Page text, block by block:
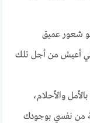
شعور عميق
أعيش من أجل تلك
والأحلام،
من نفسي بوجودك